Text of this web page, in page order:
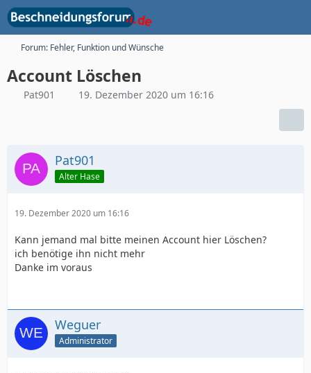
Forum: Fehler, Funktion und Wünsche
Account Löschen
Pat901 19. Dezember 2020 um 16:16
Pat901
Alter Hase
19. Dezember 2020 um 16:16
Kann jemand mal bitte meinen Account hier Löschen?
ich benötige ihn nicht mehr
Danke im voraus
Weguer
Administrator